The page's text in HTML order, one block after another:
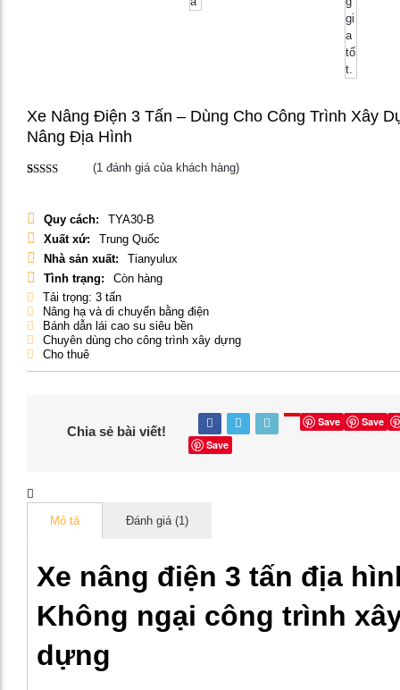
Xe Nâng Điện 3 Tấn – Dùng Cho Công Trình Xây
Nâng Địa Hình
(1 đánh giá của khách hàng)
Quy cách:
TYA30-B
Xuất xứ:
Trung Quốc
Nhà sản xuất:
Tianyulux
Tình trạng:
Còn hàng
Tải trọng: 3 tấn
Nâng hạ và di chuyển bằng điện
Bánh dẫn lái cao su siêu bền
Chuyên dùng cho công trình xây dựng
Cho thuê
Chia sẻ bài viết!
Save
Save
Save
Mô tả Đánh giá (1)
Xe nâng điện 3 tấn địa
Không ngại công trình
dựng